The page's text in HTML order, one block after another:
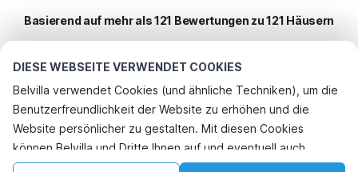
DIESE WEBSEITE VERWENDET COOKIES
Belvilla verwendet Cookies (und ähnliche Techniken), um die
Benutzerfreundlichkeit der Website zu erhöhen und die
Website persönlicher zu gestalten. Mit diesen Cookies
können Belvilla und Dritte Ihnen auf und eventuell auch
außerhalb unserer Website folgen, um Werbung Ihren
Basierend auf mehr als 121 Bewertungen zu 121 Häusern
Beliebteste Reiseziele für Urlaub
Top-Städte mit Top-Annehmlichkeiten für den Urlaub
Kinderfreundliche Ferienunterkünfte eleftherna
Kinderfreundliche Ferienunterkünfte roussospiti
Beliebte Ausstattungen für Urlaub in Roumeli